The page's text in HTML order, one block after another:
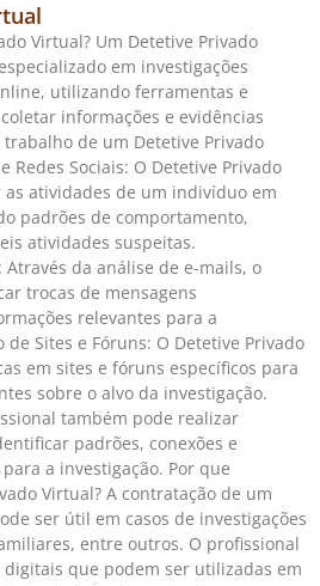
Virtual? Um Detetive Privado
em investigações
utilizando ferramentas e
informações e evidências
de um Detetive Privado
Redes Sociais: O Detetive Privado
atividades de um indivíduo em
padrões de comportamento,
atividades suspeitas.
da análise de e-mails, o
trocas de mensagens
relevantes para a
de Sites e Fóruns: O Detetive Privado
em sites e fóruns específicos para
sobre o alvo da investigação.
também pode realizar
padrões, conexões e
a investigação. Por que
Virtual? A contratação de um
ser útil em casos de investigações
entre outros. O profissional
que podem ser utilizadas em